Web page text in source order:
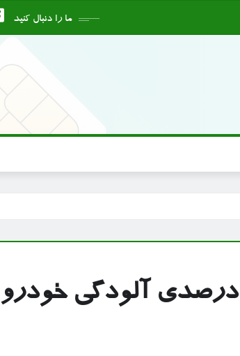
ما را دنبال کنید
بر اساس پلاسما؛ سامانه کاهش ۷۵ درصدی آلودگی خودرو